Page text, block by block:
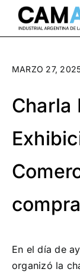
Saltar
contenido
Servicios
Actualidad
Bolsa de
XLAVIDA
Contacto
¡Seguinos en
MARZO 27,
Charla
compra
En el día de
organizó la